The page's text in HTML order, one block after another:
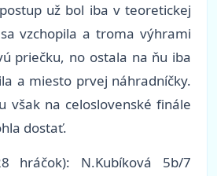
už bol iba v teoretickej
vzchopila a troma výhrami
priečku, no ostala na ňu iba
a miesto prvej náhradníčky.
však na celoslovenské finále
dostať.
hráčok): N.Kubíková 5b/7